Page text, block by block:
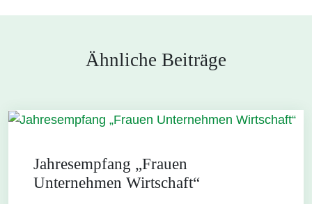
Ähnliche Beiträge
Jahresempfang „Frauen
Unternehmen Wirtschaft“